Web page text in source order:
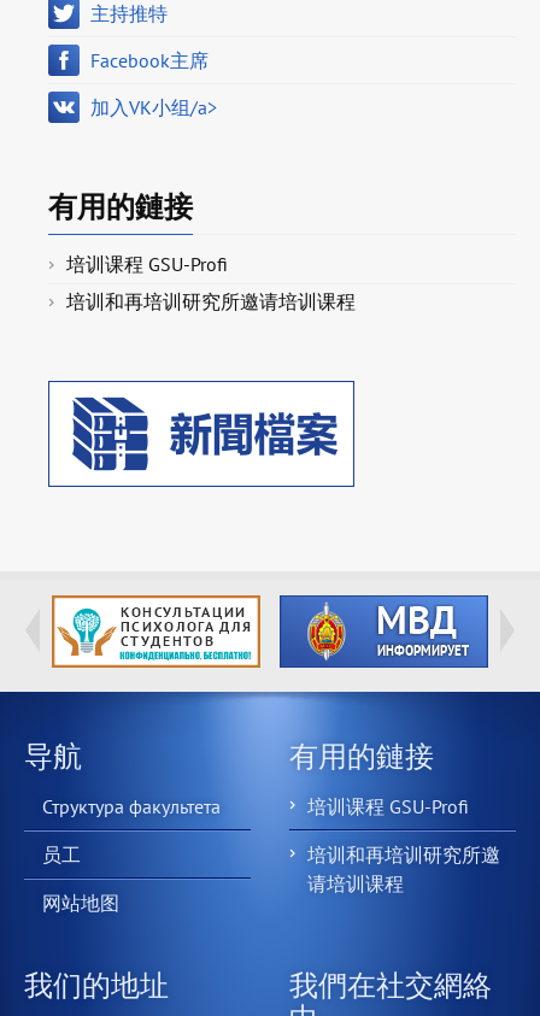
主持推特
Facebook主席
加入VK小组/a>
有用的鏈接
培训课程 GSU-Profi
培训和再培训研究所邀请培训课程
导航
Структура факультета
员工
网站地图
有用的鏈接
培训课程 GSU-Profi
培训和再培训研究所邀
请培训课程
我们的地址
我們在社交網絡